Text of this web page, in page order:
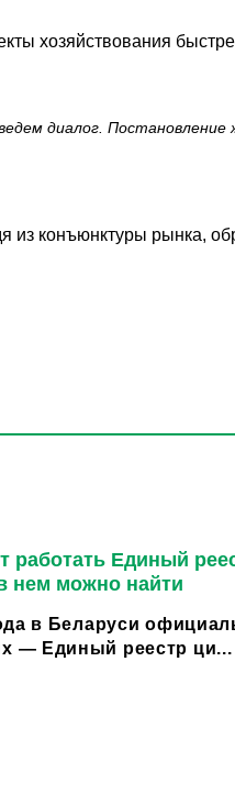
хозяйствования
диалог. Постановление
из конъюнктуры рынка,
работать Единый
нем можно найти
в Беларуси
— Единый реестр ци...